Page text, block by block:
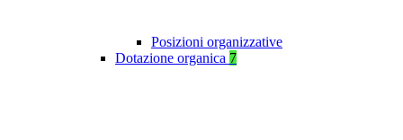
Posizioni organizzative
Dotazione organica 7